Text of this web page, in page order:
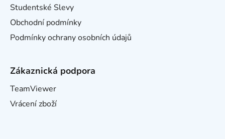
Studentské Slevy
Obchodní podmínky
Podmínky ochrany osobních údajů
Zákaznická podpora
TeamViewer
Vrácení zboží